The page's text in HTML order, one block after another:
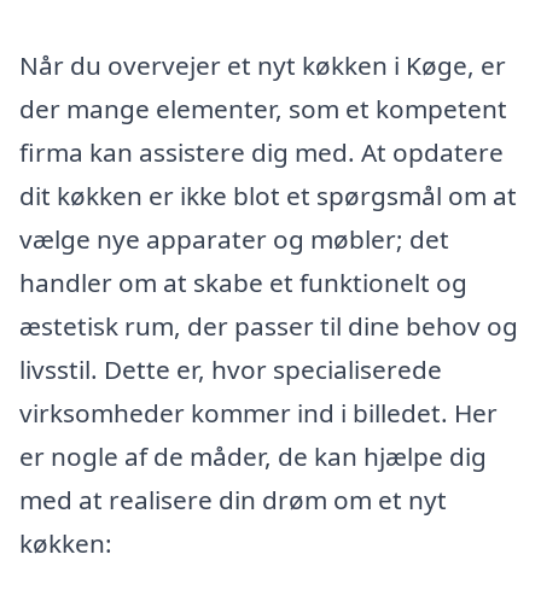
Når du overvejer et nyt køkken i Køge, er
der mange elementer, som et kompetent
firma kan assistere dig med. At opdatere
dit køkken er ikke blot et spørgsmål om at
vælge nye apparater og møbler; det
handler om at skabe et funktionelt og
æstetisk rum, der passer til dine behov og
livsstil. Dette er, hvor specialiserede
virksomheder kommer ind i billedet. Her
er nogle af de måder, de kan hjælpe dig
med at realisere din drøm om et nyt
køkken: